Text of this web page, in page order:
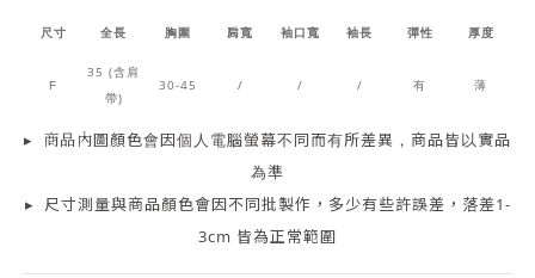
尺寸 全長 胸圍 肩寬 袖口寬 袖長 彈性 厚度
F
35 (含肩
帶)
30-45 / / / 有 薄
▸ 商品內圖顏色會因個人電腦螢幕不同而有所差異，商品皆以實品
為準
▸ 尺寸測量與商品顏色會因不同批製作，多少有些許誤差，落差1-
3cm 皆為正常範圍